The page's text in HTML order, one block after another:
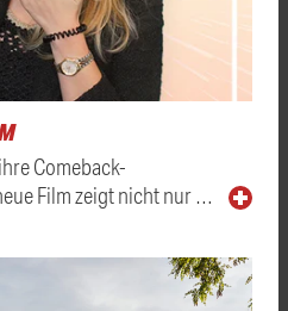
Comeback-
Film zeigt nicht nur …